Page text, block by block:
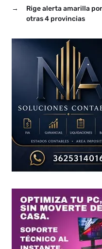
capacitar tanto a nuevos…
→
Rige alerta amarilla
otras 4 provincias